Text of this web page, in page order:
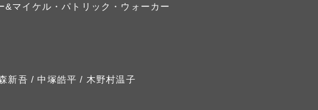
マイケル・パトリック・ウォーカー
新吾 / 中塚皓平 / 木野村温子